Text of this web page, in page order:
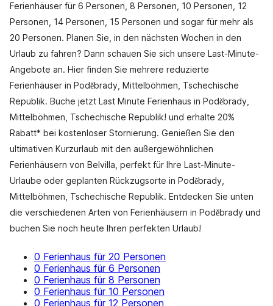
Ferienhäuser für 6 Personen, 8 Personen, 10 Personen, 12
Personen, 14 Personen, 15 Personen und sogar für mehr als
20 Personen. Planen Sie, in den nächsten Wochen in den
Urlaub zu fahren? Dann schauen Sie sich unsere Last-Minute-
Angebote an. Hier finden Sie mehrere reduzierte
Ferienhäuser in Poděbrady, Mittelböhmen, Tschechische
Republik. Buche jetzt Last Minute Ferienhaus in Poděbrady,
Mittelböhmen, Tschechische Republik! und erhalte 20%
Rabatt* bei kostenloser Stornierung. Genießen Sie den
ultimativen Kurzurlaub mit den außergewöhnlichen
Ferienhäusern von Belvilla, perfekt für Ihre Last-Minute-
Urlaube oder geplanten Rückzugsorte in Poděbrady,
Mittelböhmen, Tschechische Republik. Entdecken Sie unten
die verschiedenen Arten von Ferienhäusern in Poděbrady und
buchen Sie noch heute Ihren perfekten Urlaub!
0 Ferienhaus für 20 Personen
0 Ferienhaus für 6 Personen
0 Ferienhaus für 8 Personen
0 Ferienhaus für 10 Personen
0 Ferienhaus für 12 Personen